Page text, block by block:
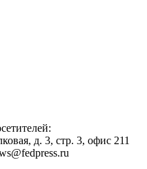
д. 3, стр. 3, офис 211